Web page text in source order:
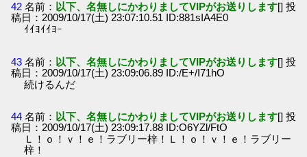
42 名前： 以下、名無しにかわりましてVIPがお送りします[] 投
稿日：2009/10/17(土) 23:07:10.51 ID:881sIA4E0
ｲｲﾖｲｲﾖｰ
43 名前： 以下、名無しにかわりましてVIPがお送りします[] 投
稿日：2009/10/17(土) 23:09:06.89 ID:/E+/I71hO
続けるんだ
44 名前： 以下、名無しにかわりましてVIPがお送りします[] 投
稿日：2009/10/17(土) 23:09:17.88 ID:O6YZl/FtO
Ｌ！ｏ！ｖ！ｅ！ラブリー梓！Ｌ！ｏ！ｖ！ｅ！ラブリー
梓！